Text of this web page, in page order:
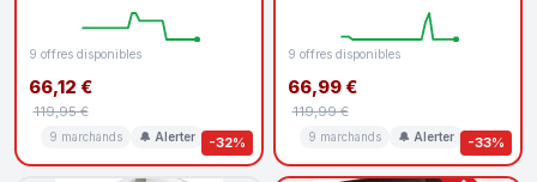
-32%
9 offres disponibles
66,12 €
119,95 €
9 marchands 🔔 Alerter -33%
9 offres disponibles
66,99 €
119,99 €
9 marchands 🔔 Alerter